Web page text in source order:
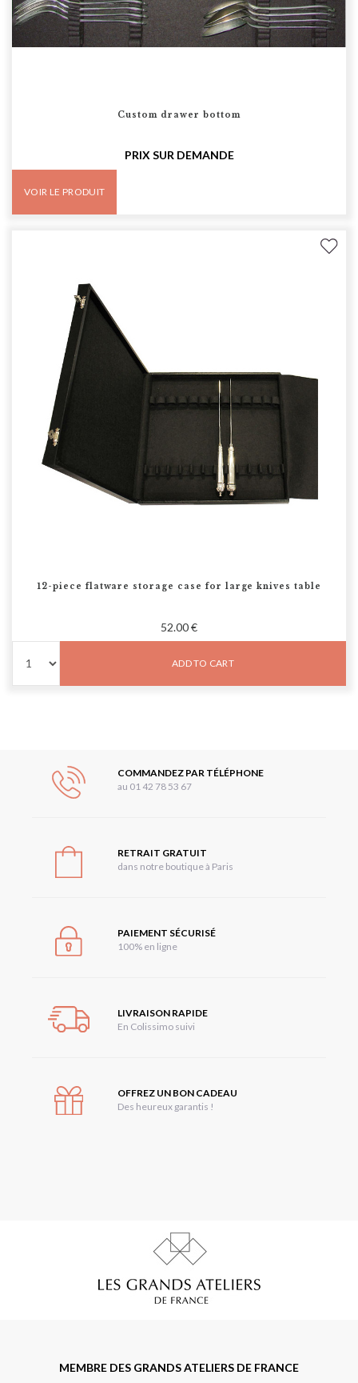
Custom drawer bottom
PRIX SUR DEMANDE
VOIR LE PRODUIT
12-piece flatware storage case for large knives table
52.00 €
ADD TO CART
COMMANDEZ PAR TÉLÉPHONE
au 01 42 78 53 67
RETRAIT GRATUIT
dans notre boutique à Paris
PAIEMENT SÉCURISÉ
100% en ligne
LIVRAISON RAPIDE
En Colissimo suivi
OFFREZ UN BON CADEAU
Des heureux garantis !
MEMBRE DES GRANDS ATELIERS DE FRANCE